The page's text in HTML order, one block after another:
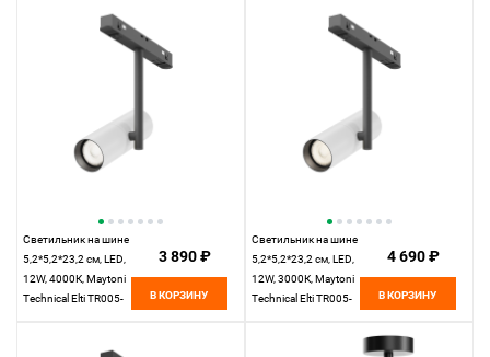
Светильник на шине
5,2*5,2*23,2 см, LED,
12W, 4000К, Maytoni
Technical Elti TR005-
3 890 ₽
В КОРЗИНУ
Светильник на шине
5,2*5,2*23,2 см, LED,
12W, 3000К, Maytoni
Technical Elti TR005-
4 690 ₽
В КОРЗИНУ